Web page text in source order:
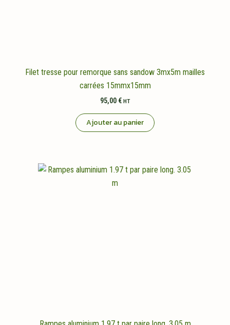
Filet tresse pour remorque sans sandow 3mx5m mailles
carrées 15mmx15mm
95,00 € HT
Ajouter au panier